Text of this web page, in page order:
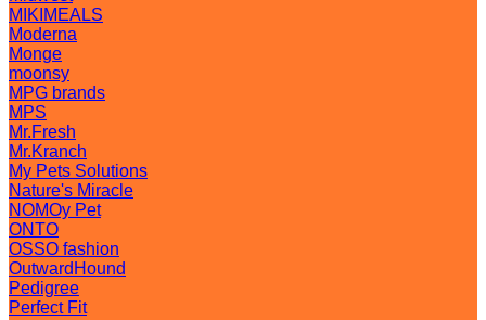
MIKIMEALS
Moderna
Monge
moonsy
MPG brands
MPS
Mr.Fresh
Mr.Kranch
My Pets Solutions
Nature's Miracle
NOMOy Pet
ONTO
OSSO fashion
OutwardHound
Pedigree
Perfect Fit